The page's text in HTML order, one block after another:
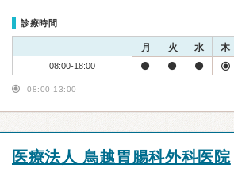
診療時間
月 火 水 木
08:00-18:00
08:00-13:00
医療法人 鳥越胃腸科外科医院